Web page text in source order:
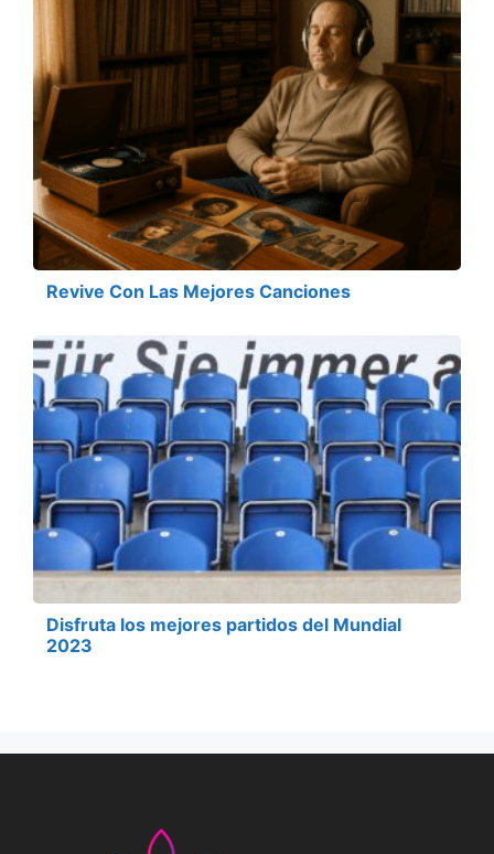
Revive Con Las Mejores Canciones
Disfruta los mejores partidos del Mundial
2023